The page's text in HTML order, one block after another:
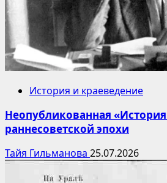
История и краеведение
Неопубликованная
раннесоветской эпохи
Тайя Гильманова 25.07.2026